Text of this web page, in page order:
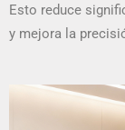
Esto reduce
y mejora la